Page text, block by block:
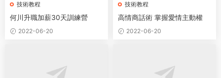
技術教程
何川升職加薪30天訓練營
2022-06-20
技術教程
高情商話術 掌握愛情主動權
2022-06-20